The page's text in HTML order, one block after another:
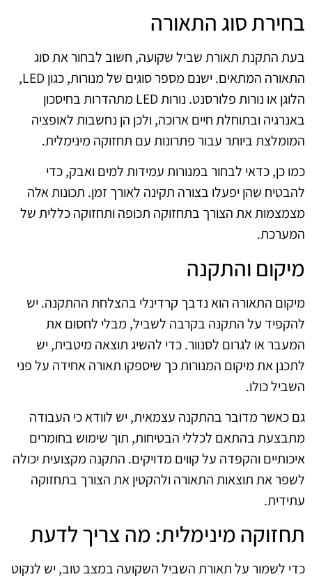
בחירת סוג התאורה
בעת התקנת תאורת שביל שקועה, חשוב לבחור את סוג
התאורה המתאים. ישנם מספר סוגים של מנורות, כגון LED,
הלוגן או נורות פלורסנט. נורות LED מתהדרות בחיסכון
באנרגיה ובתוחלת חיים ארוכה, ולכן הן נחשבות לאופציה
המומלצת ביותר עבור פתרונות עם תחזוקה מינימלית.
כמו כן, כדאי לבחור במנורות עמידות למים ואבק, כדי
להבטיח שהן יפעלו בצורה תקינה לאורך זמן. תכונות אלה
מצמצמות את הצורך בתחזוקה תכופה ותחזוקה כללית של
המערכת.
מיקום והתקנה
מיקום התאורה הוא נדבך קרדינלי בהצלחת ההתקנה. יש
להקפיד על התקנה בקרבה לשביל, מבלי לחסום את
המעבר או לגרום לסנוור. כדי להשיג תוצאה מיטבית, יש
לתכנן את מיקום המנורות כך שיספקו תאורה אחידה על פני
השביל כולו.
גם כאשר מדובר בהתקנה עצמאית, יש לוודא כי העבודה
מתבצעת בהתאם לכללי הבטיחות, תוך שימוש בחומרים
איכותיים והקפדה על קווים מדויקים. התקנה מקצועית יכולה
לשפר את תוצאות התאורה ולהקטין את הצורך בתחזוקה
עתידית.
תחזוקה מינימלית: מה צריך לדעת
כדי לשמור על תאורת השביל השקועה במצב טוב, יש לנקוט